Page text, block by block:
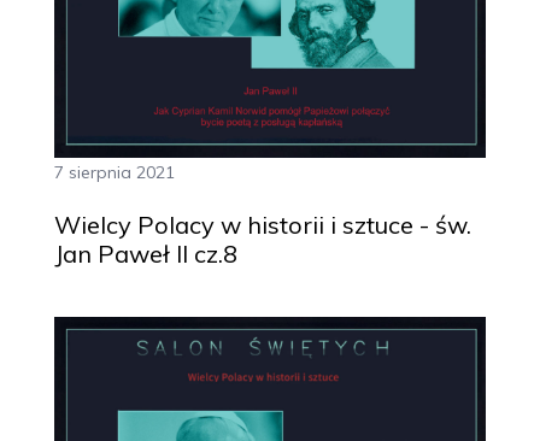
7 sierpnia 2021
Wielcy Polacy w historii i sztuce - św.
Jan Paweł II cz.8